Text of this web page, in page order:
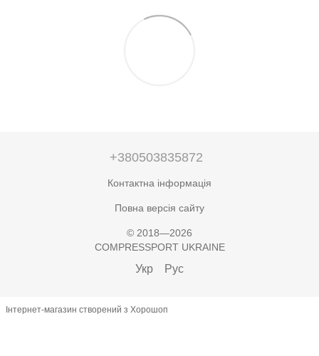
+380503835872
Контактна інформація
Повна версія сайту
© 2018—2026
COMPRESSPORT UKRAINE
Укр Рус
Інтернет-магазин створений з Хорошоп